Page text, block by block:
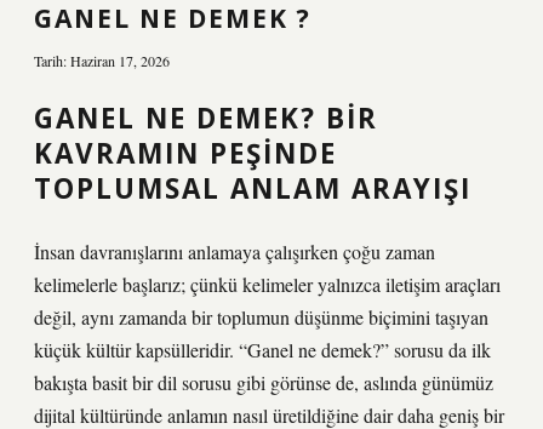
GANEL NE DEMEK ?
Tarih: Haziran 17, 2026
GANEL NE DEMEK? BIR
KAVRAMIN PEŞINDE
TOPLUMSAL ANLAM ARAYIŞI
İnsan davranışlarını anlamaya çalışırken çoğu zaman
kelimelerle başlarız; çünkü kelimeler yalnızca iletişim araçları
değil, aynı zamanda bir toplumun düşünme biçimini taşıyan
küçük kültür kapsülleridir. “Ganel ne demek?” sorusu da ilk
bakışta basit bir dil sorusu gibi görünse de, aslında günümüz
dijital kültüründe anlamın nasıl üretildiğine dair daha geniş bir